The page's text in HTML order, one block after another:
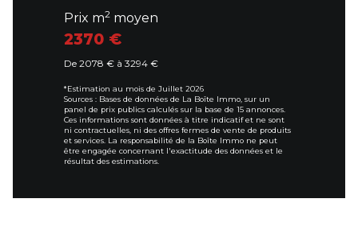
Prix m2 moyen
2370 €
De 2078 € à 3294 €
*Estimation au mois de Juillet 2026
Sources : Bases de données de La Boîte Immo, sur un
panel de prix publics calculés sur la base de 15 annonces.
Ces informations sont données à titre indicatif et ne sont
ni contractuelles, ni des offres fermes de vente de produits
et services. La responsabilité de la Boîte Immo ne peut
être engagée concernant l'exactitude des données et le
résultat des estimations.